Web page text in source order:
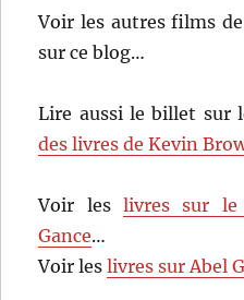
Voir les autres films
sur ce blog…
Lire aussi le billet sur
des livres de Kevin
Voir les livres sur le
Gance…
Voir leslivres sur Abel